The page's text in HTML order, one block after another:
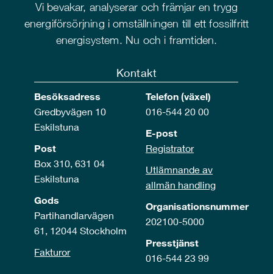
Vi bevakar, analyserar och främjar en trygg
energiförsörjning i omställningen till ett fossilfritt
energisystem. Nu och i framtiden.
Kontakt
Besöksadress
Gredbyvägen 10
Eskilstuna
Post
Box 310, 631 04
Eskilstuna
Gods
Partihandlarvägen
61, 12044 Stockholm
Fakturor
Telefon (växel)
016-544 20 00
E-post
Registrator
Utlämnande av
allmän handling
Organisationsnummer
202100-5000
Presstjänst
016-544 23 99